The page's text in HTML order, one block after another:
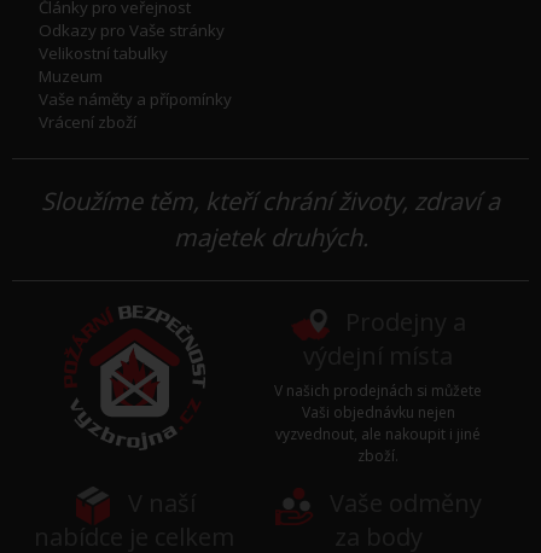
Články pro veřejnost
Odkazy pro Vaše stránky
Velikostní tabulky
Muzeum
Vaše náměty a přípomínky
Vrácení zboží
Sloužíme těm, kteří chrání životy, zdraví a
majetek druhých.
V našich prodejnách si můžete
Vaši objednávku nejen
vyzvednout, ale nakoupit i jiné
zboží.